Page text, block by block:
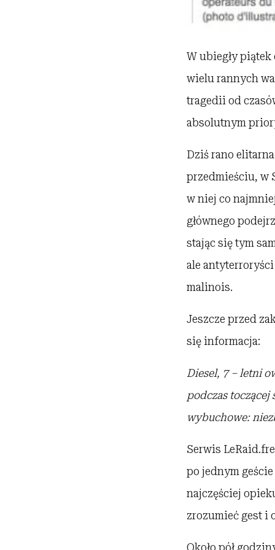
W ubiegły
wielu rannych
tragedii od
absolutnym
Dziś rano
przedmieściu, w
w niej co
głównego
stając się tym
ale
malinois.
Jeszcze przed
się informacja:
Diesel, 7 – letni
podczas toczącej
wybuchowe:
Serwis
po jednym
najczęściej
zrozumieć gest i
Około pół